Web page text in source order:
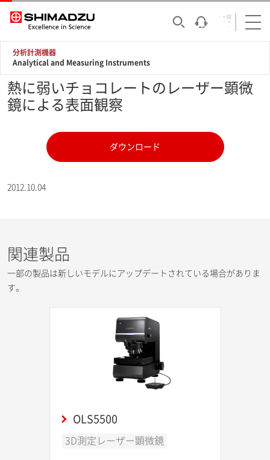
分析計測機器
Analytical and Measuring Instruments
熱に弱いチョコレートのレーザー顕微
鏡による表面観察
ダウンロード
2012.10.04
関連製品
一部の製品は新しいモデルにアップデートされている場合がありま
す。
OLS5500
3D測定レーザー顕微鏡